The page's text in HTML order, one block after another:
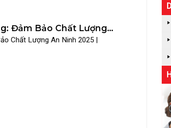
Đảm Bảo Chất Lượng
Chất Lượng An Ninh 2025 |